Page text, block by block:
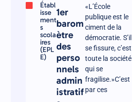
Établ
isse
ment
s
scola
ires
(EPL
E)
1er
barom
ètre
des
perso
nnels
admin
istratif
«L’École
publique est le
ciment de la
démocratie. S’il
se fissure, c’est
toute la société
qui se
fragilise.»C’est
par ces